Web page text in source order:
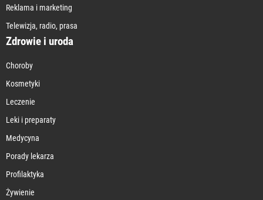
Reklama i marketing
Telewizja, radio, prasa
Zdrowie i uroda
Choroby
Kosmetyki
Leczenie
Leki i preparaty
Medycyna
Porady lekarza
Profilaktyka
Żywienie